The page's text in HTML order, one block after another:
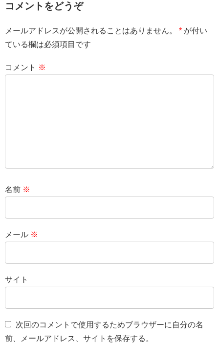
コメントをどうぞ
メールアドレスが公開されることはありません。 * が付い
ている欄は必須項目です
コメント ※
名前 ※
メール ※
サイト
次回のコメントで使用するためブラウザーに自分の名
前、メールアドレス、サイトを保存する。